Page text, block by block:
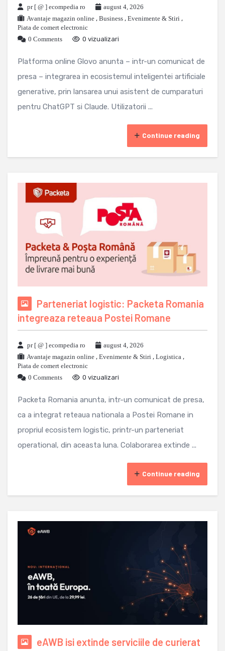
pr [ @ ] ecompedia ro
august 4, 2026
Avantaje magazin online , Business , Evenimente & Stiri ,
Piata de comert electronic
0 Comments
0 vizualizari
Platforma online Glovo anunta – intr-un comunicat de
presa – integrarea in ecosistemul inteligentei artificiale
generative, prin lansarea unui asistent de cumparaturi
pentru ChatGPT si Claude. Utilizatorii ...
Continue reading
Parteneriat logistic: Packeta Romania
integreaza reteaua Postei Romane
pr [ @ ] ecompedia ro
august 4, 2026
Avantaje magazin online , Evenimente & Stiri , Logistica ,
Piata de comert electronic
0 Comments
0 vizualizari
Packeta Romania anunta, intr-un comunicat de presa,
ca a integrat reteaua nationala a Postei Romane in
propriul ecosistem logistic, printr-un parteneriat
operational, din aceasta luna. Colaborarea extinde ...
Continue reading
eAWB isi extinde serviciile de curierat